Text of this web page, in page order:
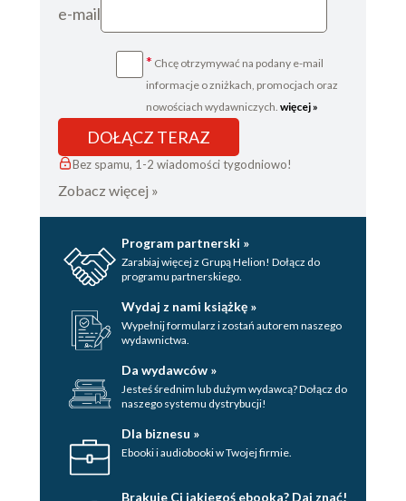
e-mail
* Chcę otrzymywać na podany e-mail
informacje o zniżkach, promocjach oraz
nowościach wydawniczych. więcej »
DOŁĄCZ TERAZ
Bez spamu, 1-2 wiadomości tygodniowo!
Zobacz więcej »
Program partnerski »
Zarabiaj więcej z Grupą Helion! Dołącz do
programu partnerskiego.
Wydaj z nami książkę »
Wypełnij formularz i zostań autorem naszego
wydawnictwa.
Da wydawców »
Jesteś średnim lub dużym wydawcą? Dołącz do
naszego systemu dystrybucji!
Dla biznesu »
Ebooki i audiobooki w Twojej firmie.
Brakuje Ci jakiegoś ebooka? Daj znać!